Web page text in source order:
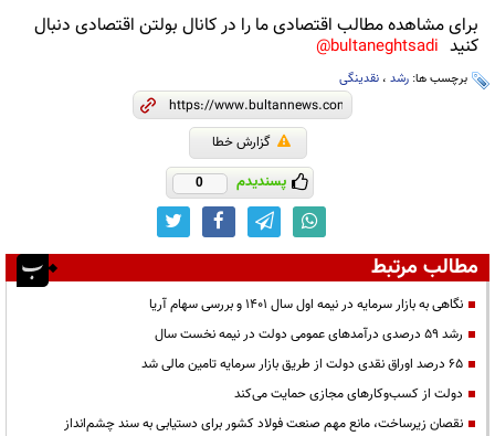
برای مشاهده مطالب اقتصادی ما را در کانال بولتن اقتصادی دنبال
کنید bultaneghtsadi@
برچسب ها: رشد ، نقدینگی
گزارش خطا
پسندیدم 0
مطالب مرتبط
نگاهی به بازار سرمایه در نیمه اول سال 1401 و بررسی سهام آریا
رشد ۵۹ درصدی درآمدهای عمومی دولت در نیمه نخست سال
۶۵ درصد اوراق نقدی دولت از طریق بازار سرمایه تامین مالی شد
دولت از کسب‌وکارهای مجازی حمایت می‌کند
نقصان زیرساخت، مانع مهم صنعت فولاد کشور برای دستیابی به سند چشم‌انداز